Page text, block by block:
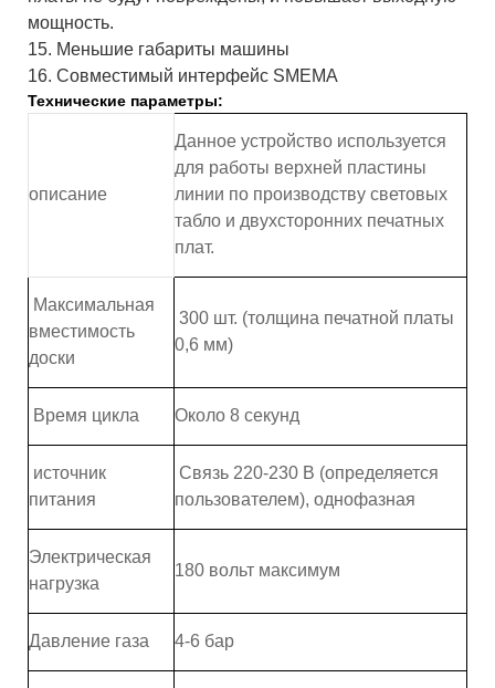
мощность.
15. Меньшие габариты машины
16. Совместимый интерфейс SMEMA
Технические параметры:
описание
Данное устройство используется
для работы верхней пластины
линии по производству световых
табло и двухсторонних печатных
плат.
Максимальная
вместимость
доски
300 шт. (толщина печатной платы
0,6 мм)
Время цикла Около 8 секунд
источник
питания
Связь 220-230 В (определяется
пользователем), однофазная
Электрическая
нагрузка
180 вольт максимум
Давление газа 4-6 бар